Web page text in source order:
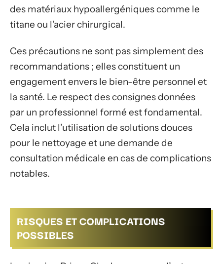
des matériaux hypoallergéniques comme le
titane ou l’acier chirurgical.
Ces précautions ne sont pas simplement des
recommandations ; elles constituent un
engagement envers le bien-être personnel et
la santé. Le respect des consignes données
par un professionnel formé est fondamental.
Cela inclut l’utilisation de solutions douces
pour le nettoyage et une demande de
consultation médicale en cas de complications
notables.
RISQUES ET COMPLICATIONS
POSSIBLES